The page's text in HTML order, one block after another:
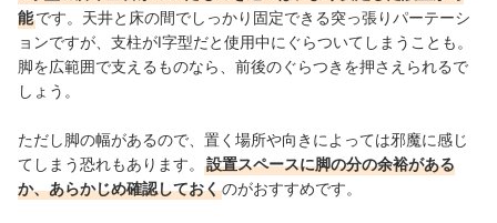
能です。天井と床の間でしっかり固定できる突っ張りパーテーシ
ョンですが、支柱がI字型だと使用中にぐらついてしまうことも。
脚を広範囲で支えるものなら、前後のぐらつきを押さえられるで
しょう。
ただし脚の幅があるので、置く場所や向きによっては邪魔に感じ
てしまう恐れもあります。
設置スペースに脚の分の余裕がある
か、あらかじめ確認しておくのがおすすめです。